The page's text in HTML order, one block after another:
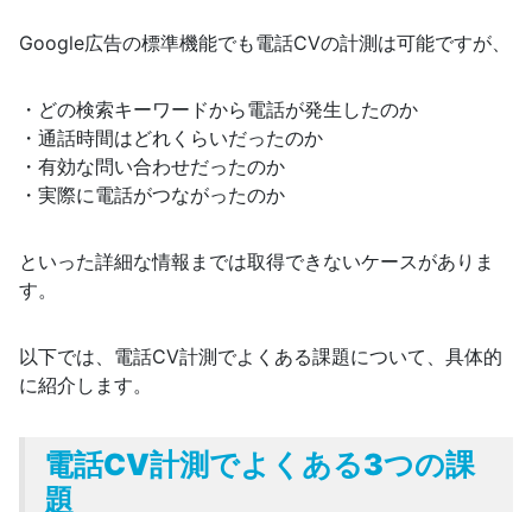
Google広告の標準機能でも電話CVの計測は可能ですが、
・どの検索キーワードから電話が発生したのか
・通話時間はどれくらいだったのか
・有効な問い合わせだったのか
・実際に電話がつながったのか
といった詳細な情報までは取得できないケースがありま
す。
以下では、電話CV計測でよくある課題について、具体的
に紹介します。
電話CV計測でよくある3つの課
題